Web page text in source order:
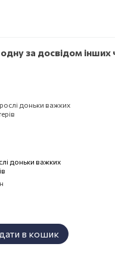
за досвідом інших
доньки важких
в кошик